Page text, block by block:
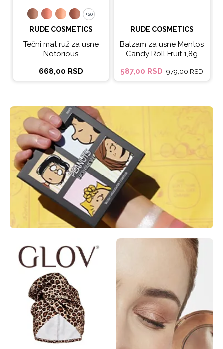
+20
+20
RUDE COSMETICS
Tečni mat ruž za usne
Notorious
668,00 RSD
RUDE COSMETICS
Balzam za usne Mentos
Candy Roll Fruit 1,8g
587,00 RSD 979,00 RSD